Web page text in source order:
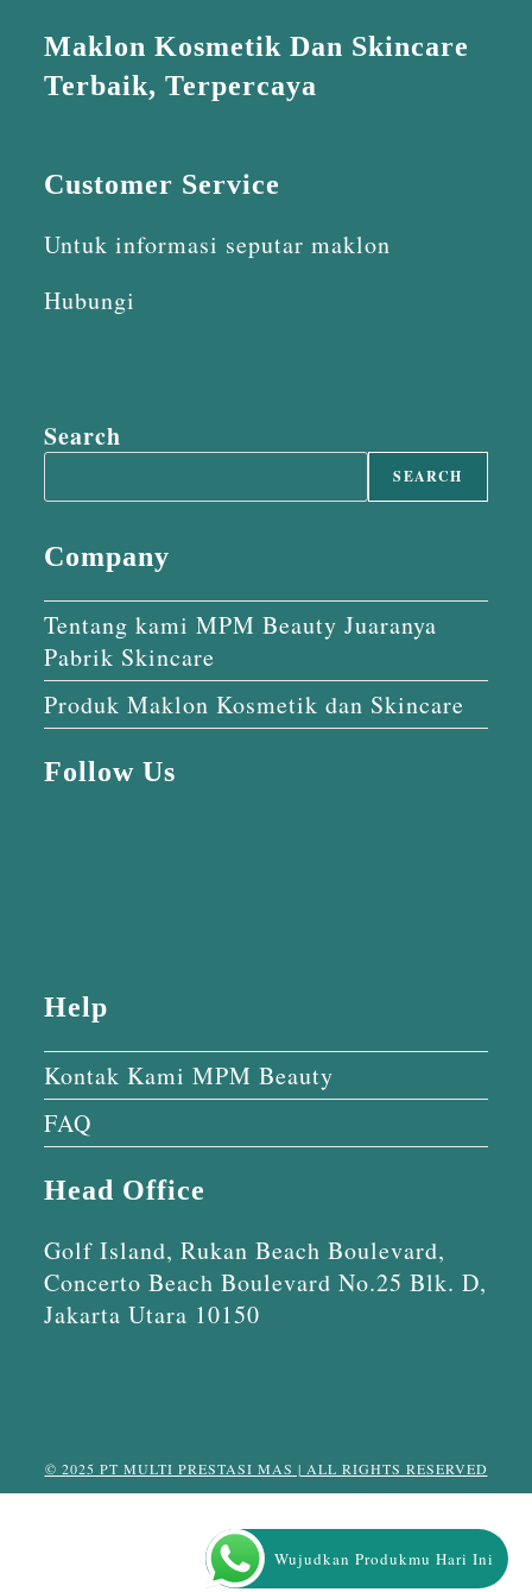
Maklon Kosmetik Dan Skincare
Terbaik, Terpercaya
Customer Service
Untuk informasi seputar maklon
Hubungi
Search
SEARCH
Company
Tentang kami MPM Beauty Juaranya
Pabrik Skincare
Produk Maklon Kosmetik dan Skincare
Follow Us
Help
Kontak Kami MPM Beauty
FAQ
Head Office
Golf Island, Rukan Beach Boulevard,
Concerto Beach Boulevard No.25 Blk. D,
Jakarta Utara 10150
© 2025 PT MULTI PRESTASI MAS | ALL RIGHTS RESERVED
Wujudkan Produkmu Hari Ini